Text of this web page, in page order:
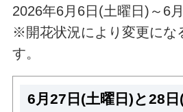
2026年6月6日(土曜日)～6
※開花状況により変更にな
す。
6月27日(土曜日)と28